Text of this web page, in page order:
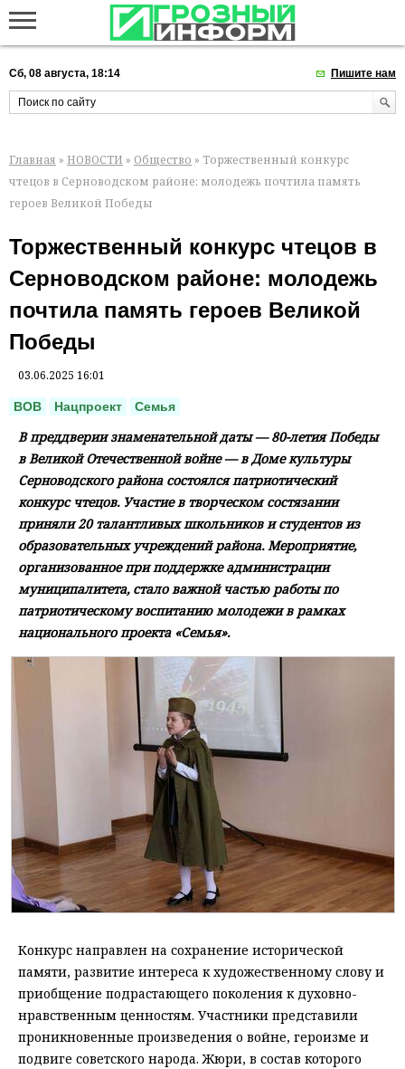
Сб, 08 августа, 18:14 Пишите нам
Главная » НОВОСТИ » Общество » Торжественный конкурс
чтецов в Серноводском районе: молодежь почтила память
героев Великой Победы
Торжественный конкурс чтецов в
Серноводском районе: молодежь
почтила память героев Великой
Победы
03.06.2025 16:01
ВОВ Нацпроект Семья
В преддверии знаменательной даты — 80-летия Победы
в Великой Отечественной войне — в Доме культуры
Серноводского района состоялся патриотический
конкурс чтецов. Участие в творческом состязании
приняли 20 талантливых школьников и студентов из
образовательных учреждений района. Мероприятие,
организованное при поддержке администрации
муниципалитета, стало важной частью работы по
патриотическому воспитанию молодежи в рамках
национального проекта «Семья».
Конкурс направлен на сохранение исторической
памяти, развитие интереса к художественному слову и
приобщение подрастающего поколения к духовно-
нравственным ценностям. Участники представили
проникновенные произведения о войне, героизме и
подвиге советского народа. Жюри, в состав которого